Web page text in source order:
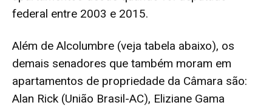
federal entre 2003 e 2015.
Além de Alcolumbre (veja tabela abaixo), os
demais senadores que também moram em
apartamentos de propriedade da Câmara são:
Alan Rick (União Brasil-AC), Eliziane Gama